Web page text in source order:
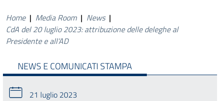
Home | Media Room | News |
CdA del 20 luglio 2023: attribuzione delle deleghe al
Presidente e all’AD
NEWS E COMUNICATI STAMPA
21 luglio 2023